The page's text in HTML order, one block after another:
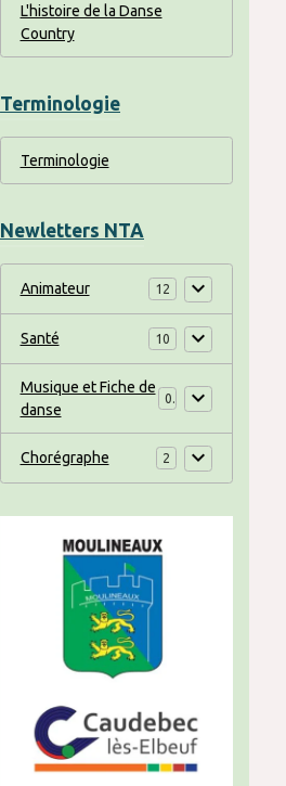
L'histoire de la Danse
Country
Terminologie
Terminologie
Newletters NTA
Animateur 12
Santé 10
Musique et Fiche de
danse
Chorégraphe 2